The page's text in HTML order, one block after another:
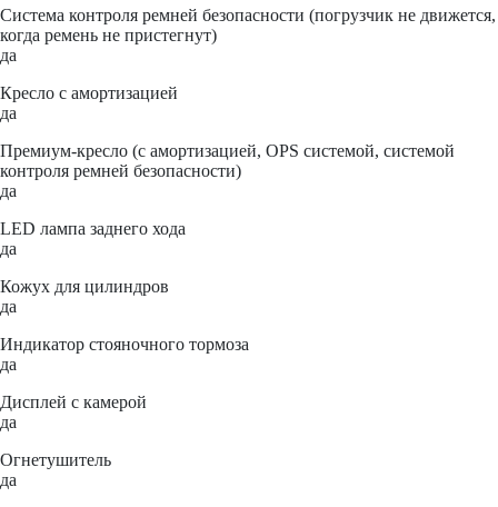
Система контроля ремней безопасности (погрузчик не движется,
когда ремень не пристегнут)
да
Кресло с амортизацией
да
Премиум-кресло (с амортизацией, OPS системой, системой
контроля ремней безопасности)
да
LED лампа заднего хода
да
Кожух для цилиндров
да
Индикатор стояночного тормоза
да
Дисплей с камерой
да
Огнетушитель
да